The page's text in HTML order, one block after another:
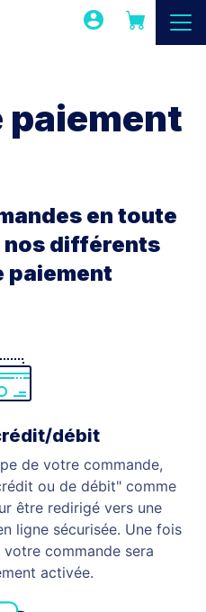
paiement
en toute
différents
paiement
débit
de votre commande,
ou de débit" comme
être redirigé vers une
ligne sécurisée. Une fois
commande sera
activée.